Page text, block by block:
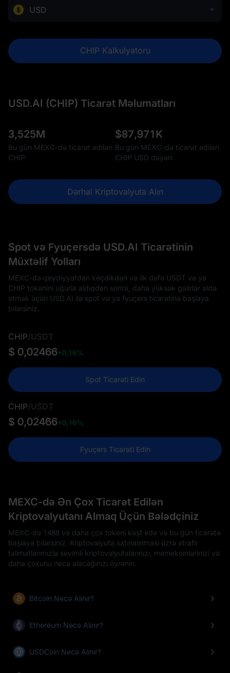
USD
CHIP Kalkulyatoru
USD.AI (CHIP) Ticarət Məlumatları
3,525M
Bu gün MEXC-də ticarət edilən
CHIP
$87,971K
Bu gün MEXC-də ticarət edilən
CHIP USD dəyəri
Dərhal Kriptovalyuta Alın
Spot və Fyuçersdə USD.AI Ticarətinin
Müxtəlif Yolları
MEXC-də qeydiyyatdan keçdikdən və ilk dəfə USDT və ya
CHIP tokenini uğurla aldıqdan sonra, daha yüksək gəlirlər əldə
etmək üçün USD.AI ilə spot və ya fyuçers ticarətinə başlaya
bilərsiniz.
CHIP/USDT
$ 0,02466+0,16%
Spot Ticarəti Edin
CHIP/USDT
$ 0,02466+0,16%
Fyuçers Ticarəti Edin
MEXC-də Ən Çox Ticarət Edilən
Kriptovalyutanı Almaq Üçün Bələdçiniz
MEXC-də 1488 və daha çox tokeni kəşf edə və bu gün ticarətə
başlaya bilərsiniz. Kriptovalyuta satınalınması üzrə ətraflı
təlimatlarımızla sevimli kriptovalyutalarınızı, memekoinlərinizi və
daha çoxunu necə alacağınızı öyrənin.
Bitcoin Necə Alınır?
Ethereum Necə Alınır?
USDCoin Necə Alınır?